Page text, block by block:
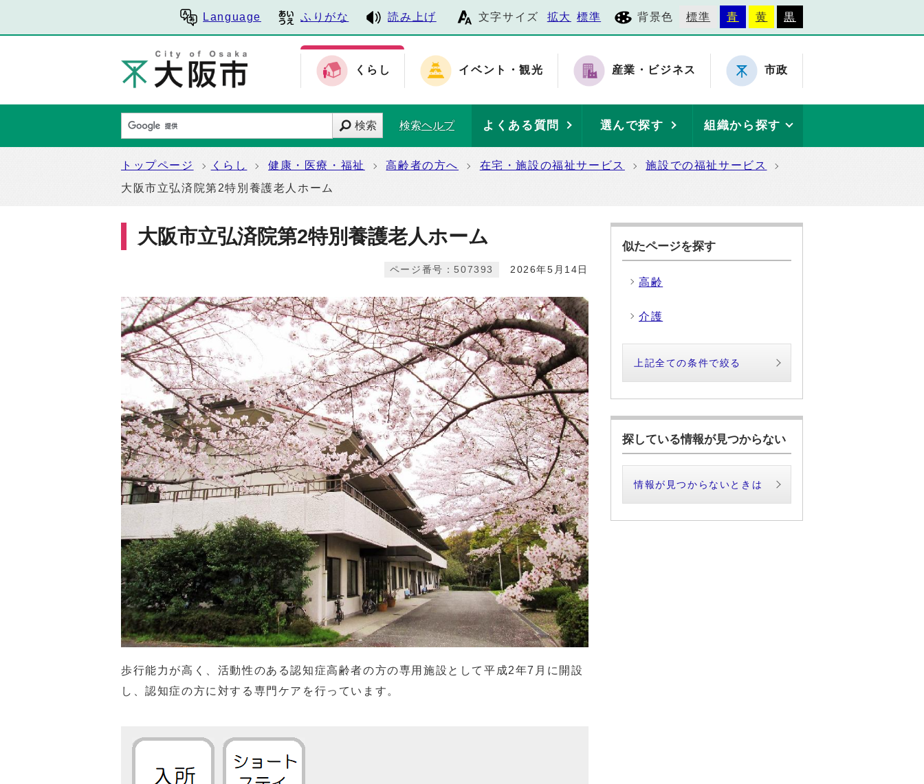
Language ふりがな 読み上げ 文字サイズ 拡大 標準 背景色 標準 青 黄 黒
くらし イベント・観光 産業・ビジネス 市政
検索 検索ヘルプ よくある質問 選んで探す 組織から探す
トップページ くらし 健康・医療・福祉 高齢者の方へ 在宅・施設の福祉サービス
施設での福祉サービス
大阪市立弘済院第2特別養護老人ホーム
大阪市立弘済院第2特別養護老人ホーム
2026年5月14日
ページ番号：507393
歩行能力が高く、活動性のある認知症高齢者の方の専用施設として平成2年7月に開設
し、認知症の方に対する専門ケアを行っています。
似たページを探す
高齢
介護
上記全ての条件で絞る
探している情報が見つからない
情報が見つからないときは